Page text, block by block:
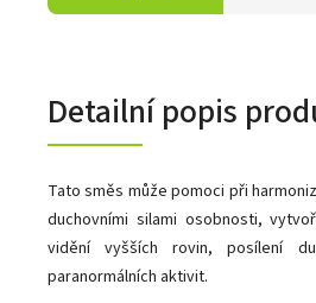
Detailní popis
Tato směs může pomoci při
duchovními silami osobnosti,
vidění vyšších rovin, posílení
paranormálních aktivit.